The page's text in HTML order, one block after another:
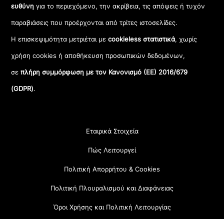
ευθύνη για το περιεχόμενο, την ακρίβεια, τις απόψεις ή τυχόν
παραβιάσεις που προέρχονται από τρίτες ιστοσελίδες.
Η επισκεψιμότητα μετριέται μεcookieless στατιστικά, χωρίς
χρήση cookies ή αποθήκευση προσωπικών δεδομένων,
σεπλήρη συμμόρφωση με τον Κανονισμό (ΕΕ) 2016/679
(GDPR).
Εταιρικά Στοιχεία
Πώς Λειτουργεί
Πολιτική Απορρήτου & Cookies
Πολιτική Πλουραλισμού και Διαφάνειας
Όροι Χρήσης και Πολιτική Λειτουργίας